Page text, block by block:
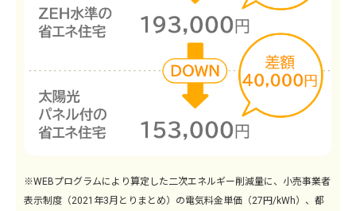
※WEBプログラムにより算定した二次エネルギー削減量に、小売事業者
表示制度（2021年3月とりまとめ）の電気料金単価（27円/kWh）、都